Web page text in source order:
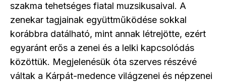
szakma tehetséges fiatal muzsikusaival. A
zenekar tagjainak együttműködése sokkal
korábbra datálható, mint annak létrejötte, ezért
egyaránt erős a zenei és a lelki kapcsolódás
közöttük. Megjelenésük óta szerves részévé
váltak a Kárpát-medence világzenei és népzenei